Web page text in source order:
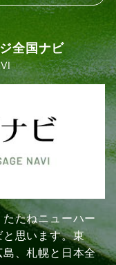
全国ナビ
たねニューハー
思います。東
、札幌と日本全